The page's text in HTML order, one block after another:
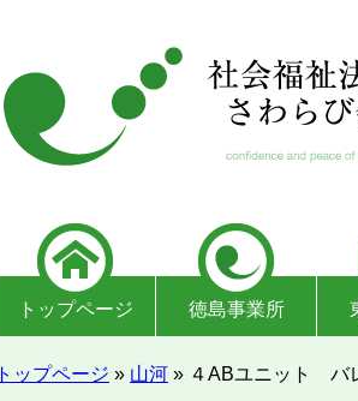
トップページ 徳島事業所
トップページ » 山河 » ４ABユニット バ